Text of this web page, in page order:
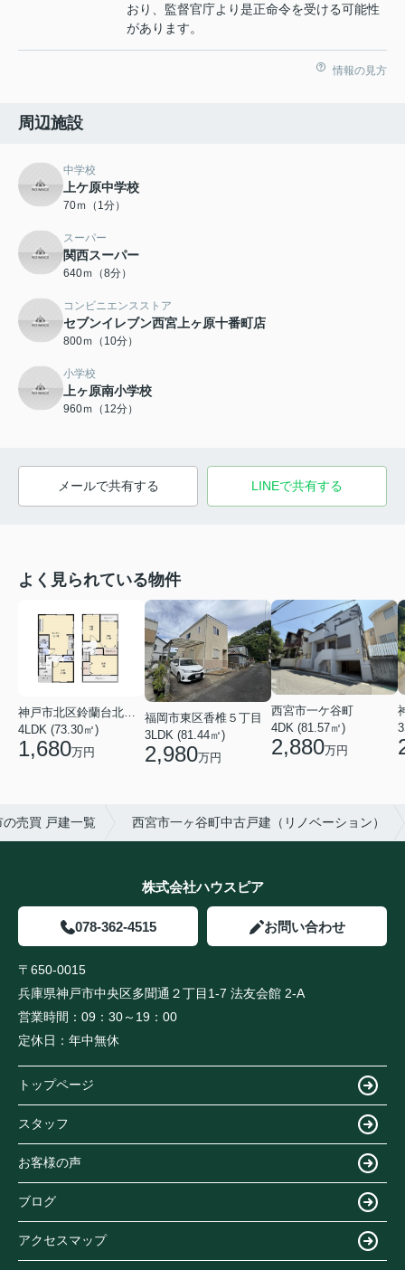
おり、監督官庁より是正命令を受ける可能性
があります。
情報の見方
周辺施設
中学校
上ケ原中学校
70ｍ（1分）
スーパー
関西スーパー
640ｍ（8分）
コンビニエンスストア
セブンイレブン西宮上ヶ原十番町店
800ｍ（10分）
小学校
上ヶ原南小学校
960ｍ（12分）
メールで共有する LINEで共有する
よく見られている物件
神戸市北区鈴蘭台北町６丁目
4LDK (73.30㎡)
1,680万円
福岡市東区香椎５丁目
3LDK (81.44㎡)
2,980万円
西宮市一ケ谷町
4DK (81.57㎡)
2,880万円
の売買 戸建一覧 西宮市一ヶ谷町中古戸建（リノベーション）
株式会社ハウスピア
078-362-4515 お問い合わせ
〒650-0015
兵庫県神戸市中央区多聞通２丁目1-7 法友会館 2-A
営業時間： 09：30～19：00
定休日： 年中無休
トップページ
スタッフ
お客様の声
ブログ
アクセスマップ